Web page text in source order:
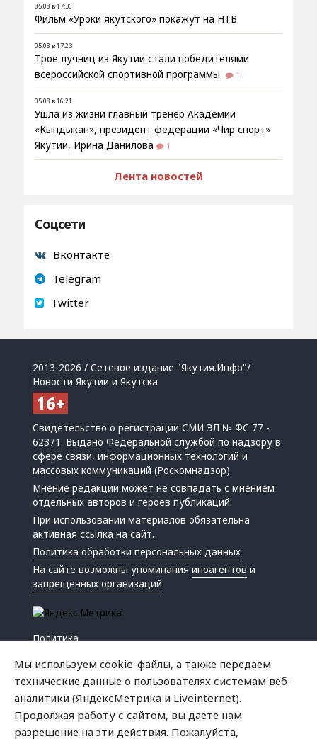
05.08 в 17:36
Фильм «Уроки якутского» покажут на НТВ
05.08 в 17:23
Трое лучниц из Якутии стали победителями
всероссийской спортивной программы
1
05.08 в 16:21
Ушла из жизни главный тренер Академии
«Кындыкан», президент федерации «Чир спорт»
Якутии, Ирина Данилова
1
Лента новостей
Соцсети
Вконтакте
Telegram
Twitter
2013-2026 / Сетевое издание "Якутия.Инфо"/
Новости Якутии и Якутска
Свидетельство о регистрации СМИ ЭЛ № ФС 77 -
62371. Выдано Федеральной службой по надзору в
сфере связи, информационных технологий и
массовых коммуникаций (Роскомнадзор)
Мнение редакции может не совпадать с мнением
отдельных авторов и героев публикаций.
При использовании материалов обязательна
активная ссылка на сайт.
Политика обработки персональных данных
На сайте возможны упоминанияиноагентов и
запрещенных организаций
Политика
Мы используем cookie-файлы, а также передаем
технические данные о пользователях системам веб-
аналитики (ЯндексМетрика и Liveinternet).
Продолжая работу с сайтом, вы даете нам
разрешение на эти действия. Пожалуйста,